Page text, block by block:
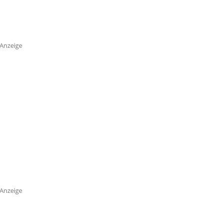
Anzeige
Anzeige